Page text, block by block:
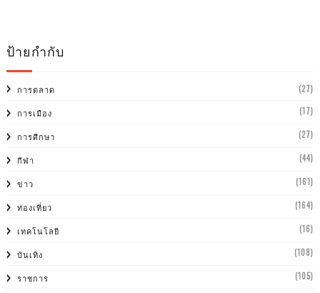
ป้ายกำกับ
การตลาด (27)
การเมือง (17)
การศีกษา (27)
กีฬา (44)
ข่าว (161)
ท่องเที่ยว (164)
เทคโนโลยี (16)
บันเทิง (108)
ราชการ (105)